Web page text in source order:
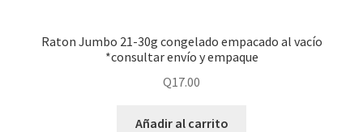
Raton Jumbo 21-30g congelado empacado al vacío
*consultar envío y empaque
Q17.00
Añadir al carrito